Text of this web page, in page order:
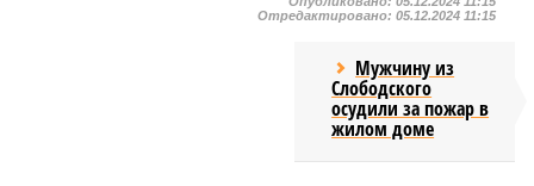
Отредактировано: 05.12.2024 11:15
Мужчину из
Слободского
осудили за пожар в
жилом доме